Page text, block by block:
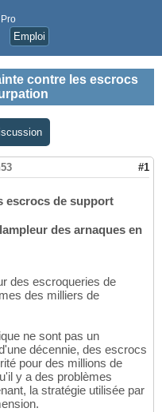
Emploi
contre les escrocs
#1
escrocs de support
des arnaques en
des escroqueries de
des milliers de
ne sont pas un
décennie, des escrocs
pour des millions de
y a des problèmes
la stratégie utilisée par